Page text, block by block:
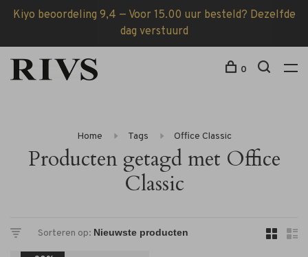
Kiyo beoordeling 9,4 — Voor 15.00 uur besteld? Dezelfde
dag verstuurd
0
Home Tags Office Classic
Producten getagd met Office
Classic
Sorteren op: